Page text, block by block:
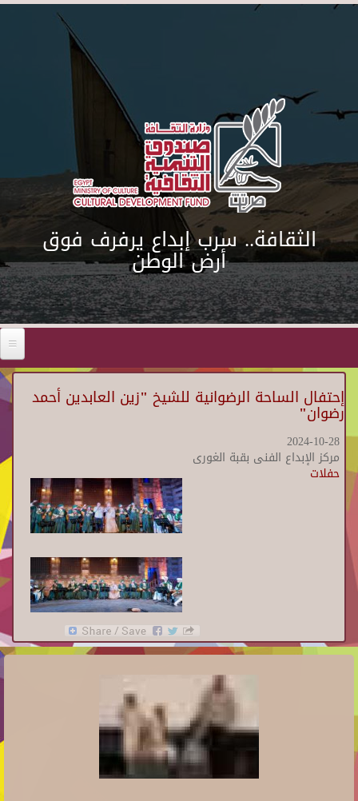
Skip to main content
الثقافة.. سرب إبداع يرفرف فوق
أرض الوطن
إحتفال الساحة الرضوانية للشيخ "زين العابدين أحمد
رضوان"
2024-10-28
مركز الإبداع الفنى بقبة الغورى
حفلات